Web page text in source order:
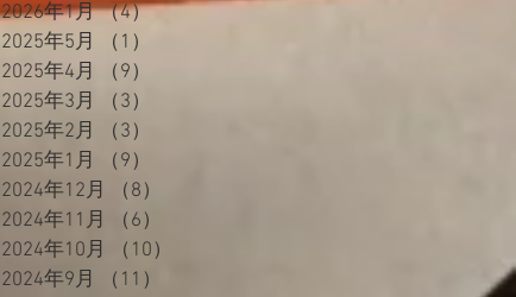
2026年1月 （4）4件の記事
2025年5月
（1）
2025年4月
（9）
2025年3月
（3）
2025年2月
（3）
2025年1月
（9）
2024年12月
（8）
2024年11月
（6）
2024年10月
（10）
2024年9月
（11）